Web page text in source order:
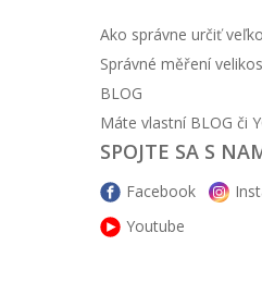
Ako správne určiť
Správné měření
BLOG
Máte vlastní BLOG či
SPOJTE SA S
Facebook
Youtube